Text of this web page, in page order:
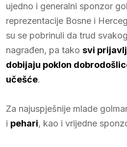
ujedno i generalni sponzor
reprezentacije Bosne i
su se pobrinuli da trud
nagrađen, pa tako svi
dobijaju poklon
učešće.
Za najuspješnije mlade
i pehari, kao i vrijedne